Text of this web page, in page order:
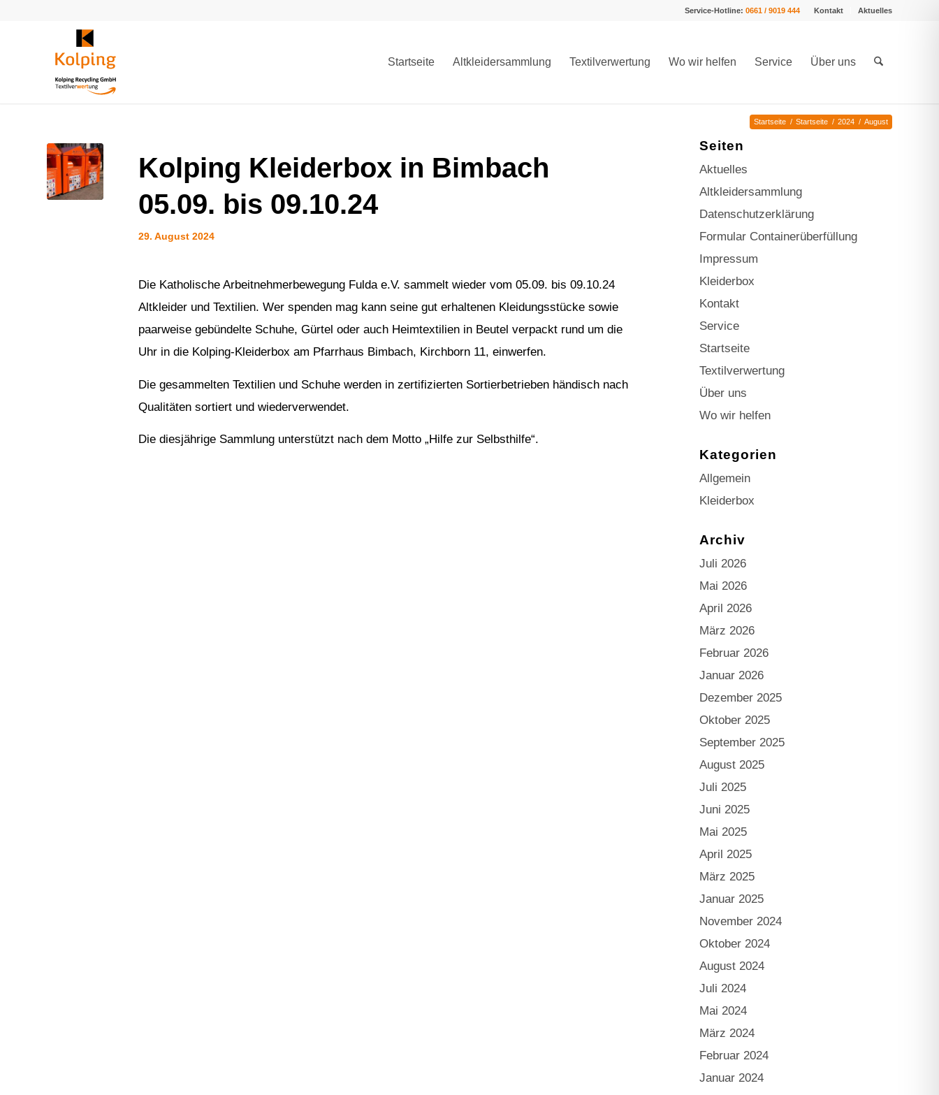
Kontakt Aktuelles
Service-Hotline: 0661 / 9019 444
Startseite Altkleidersammlung Textilverwertung Wo wir helfen Service Über uns
Startseite / Startseite / 2024 / August
Kolping Kleiderbox in Bimbach
05.09. bis 09.10.24
29. August 2024
Die Katholische Arbeitnehmerbewegung Fulda e.V. sammelt wieder vom 05.09. bis 09.10.24
Altkleider und Textilien. Wer spenden mag kann seine gut erhaltenen Kleidungsstücke sowie
paarweise gebündelte Schuhe, Gürtel oder auch Heimtextilien in Beutel verpackt rund um die
Uhr in die Kolping-Kleiderbox am Pfarrhaus Bimbach, Kirchborn 11, einwerfen.
Die gesammelten Textilien und Schuhe werden in zertifizierten Sortierbetrieben händisch nach
Qualitäten sortiert und wiederverwendet.
Die diesjährige Sammlung unterstützt nach dem Motto „Hilfe zur Selbsthilfe“.
Seiten
Aktuelles
Altkleidersammlung
Datenschutzerklärung
Formular Containerüberfüllung
Impressum
Kleiderbox
Kontakt
Service
Startseite
Textilverwertung
Über uns
Wo wir helfen
Kategorien
Allgemein
Kleiderbox
Archiv
Juli 2026
Mai 2026
April 2026
März 2026
Februar 2026
Januar 2026
Dezember 2025
Oktober 2025
September 2025
August 2025
Juli 2025
Juni 2025
Mai 2025
April 2025
März 2025
Januar 2025
November 2024
Oktober 2024
August 2024
Juli 2024
Mai 2024
März 2024
Februar 2024
Januar 2024